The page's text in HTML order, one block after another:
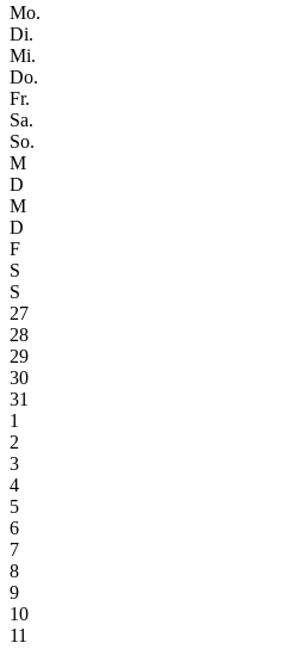
Mo.
Di.
Mi.
Do.
Fr.
Sa.
So.
M
D
M
D
F
S
S
27
28
29
30
31
1
2
3
4
5
6
7
8
9
10
11